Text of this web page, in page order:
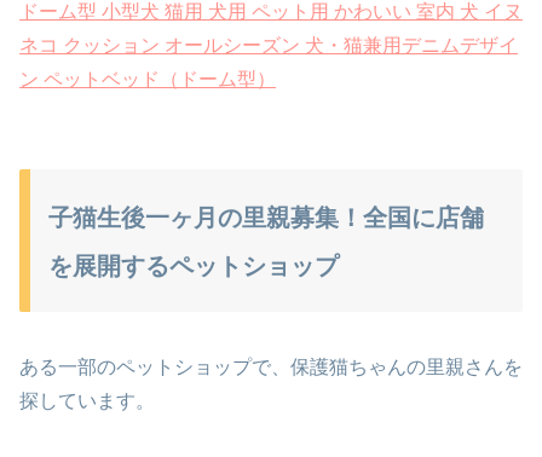
ドーム型 小型犬 猫用 犬用 ペット用 かわいい 室内 犬 イヌ
ネコ クッション オールシーズン 犬・猫兼用デニムデザイ
ン ペットベッド（ドーム型）
子猫生後一ヶ月の里親募集！全国に店舗
を展開するペットショップ
ある一部のペットショップで、保護猫ちゃんの里親さんを
探しています。